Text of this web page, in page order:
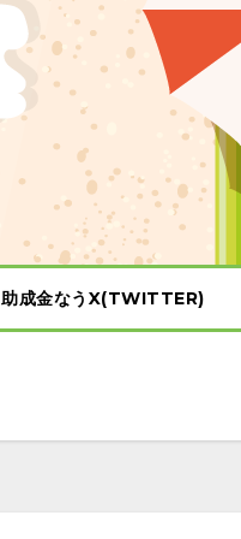
助成金なうX(TWITTER)